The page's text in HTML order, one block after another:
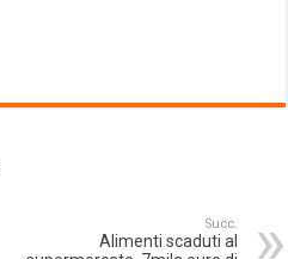
Succ.
Alimenti scaduti al